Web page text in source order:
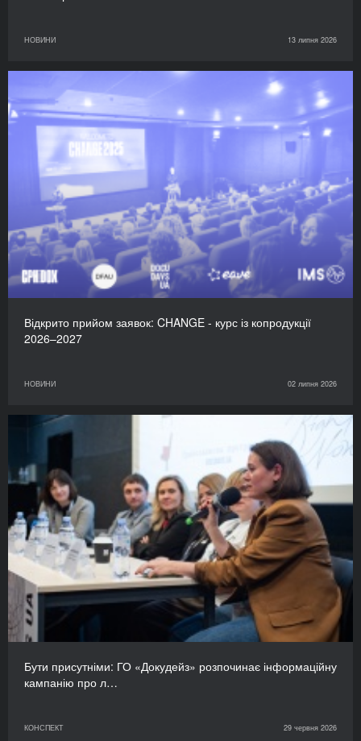
НОВИНИ 13 липня 2026
Відкрито прийом заявок: CHANGE - курс із копродукції
2026–2027
НОВИНИ 02 липня 2026
Бути присутніми: ГО «Докудейз» розпочинає інформаційну
кампанію про л…
КОНСПЕКТ 29 червня 2026